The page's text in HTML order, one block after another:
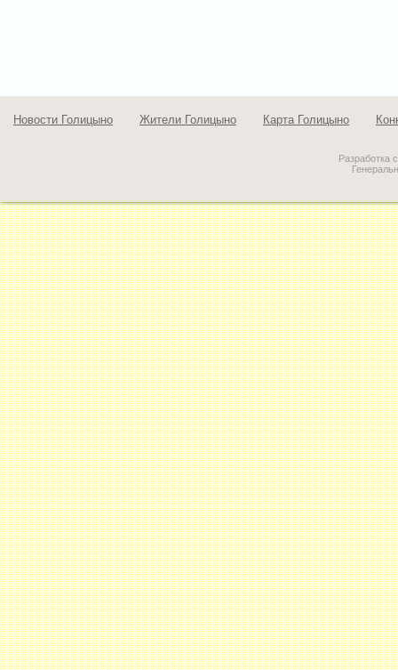
Новости Голицыно Жители Голицыно Карта Голицыно
Разработка